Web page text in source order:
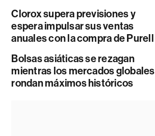
Clorox supera previsiones y
espera impulsar sus ventas
anuales con la compra de Purell
Bolsas asiáticas se rezagan
mientras los mercados globales
rondan máximos históricos